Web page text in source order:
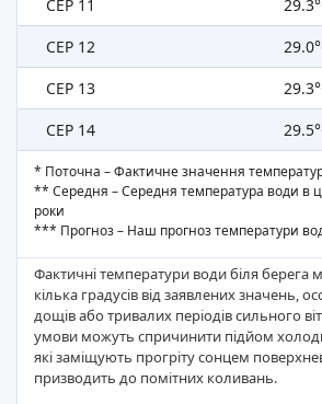
СЕР 11
СЕР 12
СЕР 13
СЕР 14
* Поточна – Фактичне значення
** Середня – Середня температура води в
роки
*** Прогноз – Наш прогноз температури
Фактичні температури води біля берега
кілька градусів від заявлених значень,
дощів або тривалих періодів сильного
умови можуть спричинити підйом
які заміщують прогріту сонцем
призводить до помітних коливань.